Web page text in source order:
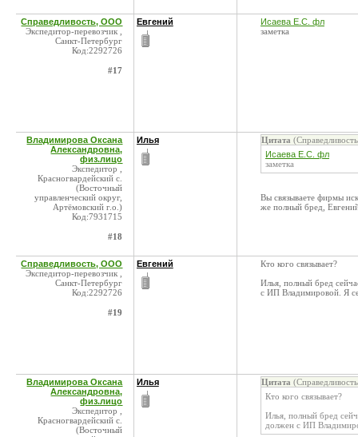
Справедливость, ООО
Экспедитор-перевозчик ,
Санкт-Петербург
Код:2292726
#17
Евгений
Исаева Е.С. фл
заметка
Владимирова Оксана
Александровна,
физ.лицо
Экспедитор ,
Красногвардейский с.
(Восточный
управленческий округ,
Артёмовский г.о.)
Код:7931715
#18
Илья Цитата
Исаева Е.С. фл
заметка
Вы связываете фирмы
же полный бред,
Справедливость, ООО
Экспедитор-перевозчик ,
Санкт-Петербург
Код:2292726
#19
Евгений
Кто кого связывает?
Илья, полный бред
с ИП Владимировой. Я
Владимирова Оксана
Александровна,
физ.лицо
Экспедитор ,
Красногвардейский с.
(Восточный
Илья Цитата
Кто кого связывает?
Илья, полный бред
должен с ИП